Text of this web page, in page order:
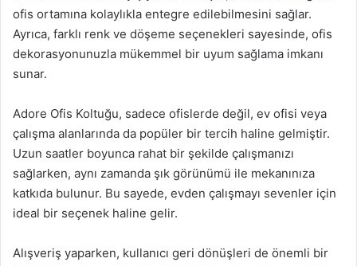
ofis ortamına kolaylıkla entegre edilebilmesini sağlar.
Ayrıca, farklı renk ve döşeme seçenekleri sayesinde, ofis
dekorasyonunuzla mükemmel bir uyum sağlama imkanı
sunar.
Adore Ofis Koltuğu, sadece ofislerde değil, ev ofisi veya
çalışma alanlarında da popüler bir tercih haline gelmiştir.
Uzun saatler boyunca rahat bir şekilde çalışmanızı
sağlarken, aynı zamanda şık görünümü ile mekanınıza
katkıda bulunur. Bu sayede, evden çalışmayı sevenler için
ideal bir seçenek haline gelir.
Alışveriş yaparken, kullanıcı geri dönüşleri de önemli bir